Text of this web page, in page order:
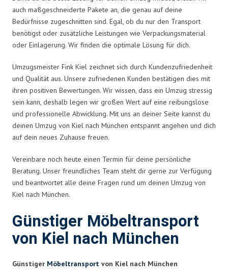
auch maßgeschneiderte Pakete an, die genau auf deine
Bedürfnisse zugeschnitten sind. Egal, ob du nur den Transport
benötigst oder zusätzliche Leistungen wie Verpackungsmaterial
oder Einlagerung. Wir finden die optimale Lösung für dich.
Umzugsmeister Fink Kiel zeichnet sich durch Kundenzufriedenheit
und Qualität aus. Unsere zufriedenen Kunden bestätigen dies mit
ihren positiven Bewertungen. Wir wissen, dass ein Umzug stressig
sein kann, deshalb legen wir großen Wert auf eine reibungslose
und professionelle Abwicklung. Mit uns an deiner Seite kannst du
deinen Umzug von Kiel nach München entspannt angehen und dich
auf dein neues Zuhause freuen.
Vereinbare noch heute einen Termin für deine persönliche
Beratung. Unser freundliches Team steht dir gerne zur Verfügung
und beantwortet alle deine Fragen rund um deinen Umzug von
Kiel nach München.
Günstiger Möbeltransport
von Kiel nach München
Günstiger Möbeltransport von Kiel nach München